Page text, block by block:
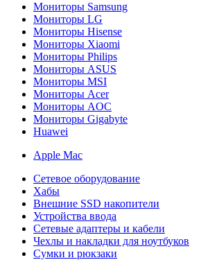
Мониторы Samsung
Мониторы LG
Мониторы Hisense
Мониторы Xiaomi
Мониторы Philips
Мониторы ASUS
Мониторы MSI
Мониторы Acer
Мониторы AOC
Мониторы Gigabyte
Huawei
Apple Mac
Сетевое оборудование
Хабы
Внешние SSD накопители
Устройства ввода
Сетевые адаптеры и кабели
Чехлы и накладки для ноутбуков
Сумки и рюкзаки